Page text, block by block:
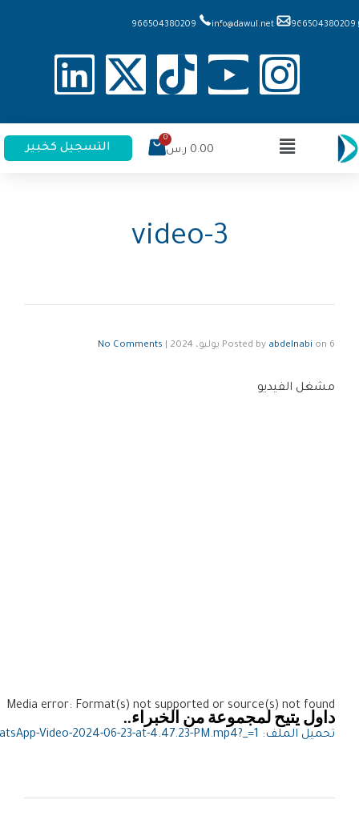
966504380209
info@dawul.net
966504380209
0.00 ر.س التسجيل كخبير
video-3
Posted by abdelnabi on 6 يوليو، 2024 No Comments
مشغل الفيديو
Media error: Format(s) not supported or source(s) not found
تحميل الملف: https://staging.dawul.net/wp-content/uploads/2024/07/WhatsApp-Video-2024-06-23-at-4.47.23-PM.mp4?_=1
00:00
داول يتيح لمجموعة من الخبراء..